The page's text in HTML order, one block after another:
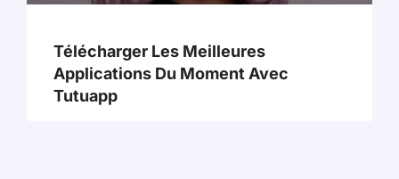
Télécharger Les Meilleures
Applications Du Moment Avec
Tutuapp